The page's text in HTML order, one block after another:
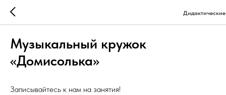
Музыкальный кружок
«Домисолька»
Записывайтесь к нам на занятия!